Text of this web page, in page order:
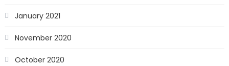
January 2021
November 2020
October 2020